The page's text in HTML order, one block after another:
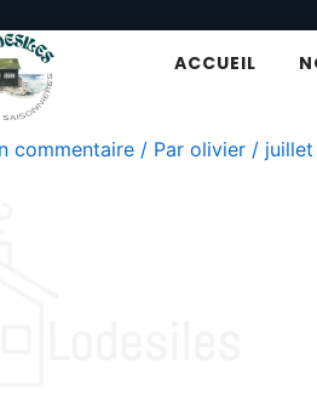
ACCUEIL
commentaire / Par olivier / juillet